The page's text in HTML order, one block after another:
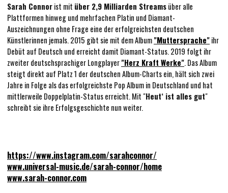
Sarah Connorist mit über 2,9 Milliarden Streamsüber alle
Plattformen hinweg und mehrfachen Platin und Diamant-
Auszeichnungen ohne Frage eine der erfolgreichsten deutschen
Künstlerinnen jemals. 2015 gibt sie mit dem Album"Muttersprache"ihr
Debüt auf Deutsch und erreicht damit Diamant-Status. 2019 folgt ihr
zweiter deutschsprachiger Longplayer"Herz Kraft Werke". Das Album
steigt direkt auf Platz 1 der deutschen Album-Charts ein, hält sich zwei
Jahre in Folge als das erfolgreichste Pop Album in Deutschland und hat
mittlerweile Doppelplatin-Status erreicht. Mit "Heut‘ ist alles gut"
schreibt sie ihre Erfolgsgeschichte nun weiter.
https://www.instagram.com/sarahconnor/
www.universal-music.de/sarah-connor/home
www.sarah-connor.com